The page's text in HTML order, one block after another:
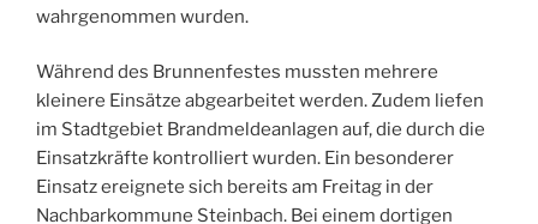
wahrgenommen wurden.
Während des Brunnenfestes mussten mehrere
kleinere Einsätze abgearbeitet werden. Zudem liefen
im Stadtgebiet Brandmeldeanlagen auf, die durch die
Einsatzkräfte kontrolliert wurden. Ein besonderer
Einsatz ereignete sich bereits am Freitag in der
Nachbarkommune Steinbach. Bei einem dortigen